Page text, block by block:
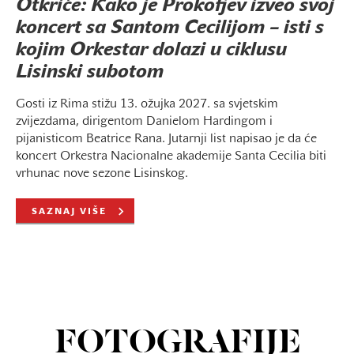
Otkriće: Kako je Prokofjev izveo svoj
koncert sa Santom Cecilijom – isti s
kojim Orkestar dolazi u ciklusu
Lisinski subotom
Gosti iz Rima stižu 13. ožujka 2027. sa svjetskim
zvijezdama, dirigentom Danielom Hardingom i
pijanisticom Beatrice Rana. Jutarnji list napisao je da će
koncert Orkestra Nacionalne akademije Santa Cecilia biti
vrhunac nove sezone Lisinskog.
SAZNAJ VIŠE
FOTOGRAFIJE